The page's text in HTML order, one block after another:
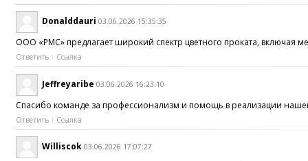
Donalddauri 03.06.2026 15:35:35
ООО «РМС» предлагает широкий спектр цветного проката, включая
Ответить Ссылка
Jeffreyaribe 03.06.2026 16:23:10
Спасибо команде за профессионализм и помощь в реализации
Ответить Ссылка
Williscok 03.06.2026 17:07:27